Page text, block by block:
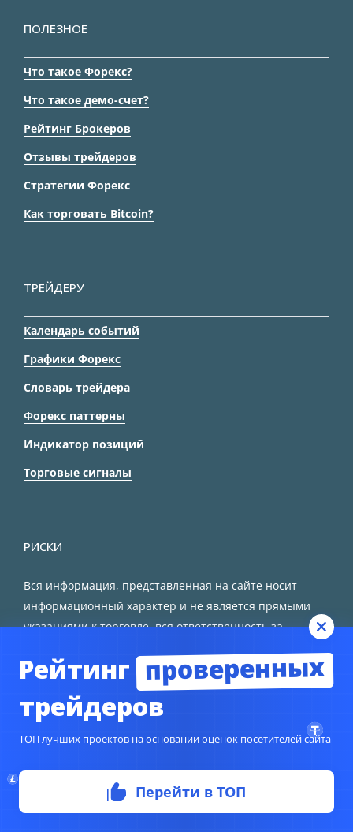
ПОЛЕЗНОЕ
Что такое Форекс?
Что такое демо-счет?
Рейтинг Брокеров
Отзывы трейдеров
Стратегии Форекс
Как торговать Bitcoin?
ТРЕЙДЕРУ
Календарь событий
Графики Форекс
Словарь трейдера
Форекс паттерны
Индикатор позиций
Торговые сигналы
РИСКИ
Вся информация, представленная на сайте носит
информационный характер и не является прямыми
указаниями к торговле, вся ответственность за
© Copyright 2024TORFOREX.COM
Рейтинг проверенных
трейдеров
ТОП лучших проектов на основании оценок посетителей сайта
Перейти в ТОП